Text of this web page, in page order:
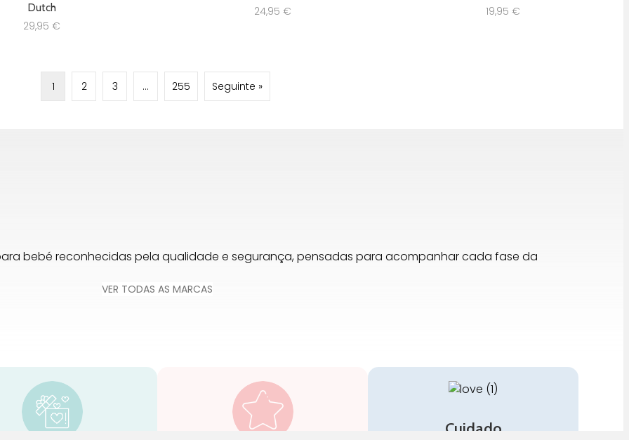
Dutch
29,95 €
24,95 € 19,95 €
1 2 3 … 255 Seguinte »
bebé reconhecidas pela qualidade e segurança, pensadas para acompanhar cada fase da
VER TODAS AS MARCAS
Cuidado